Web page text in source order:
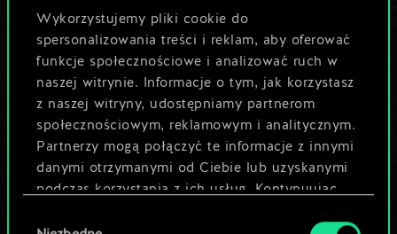
Wykorzystujemy pliki cookie do
spersonalizowania treści i reklam, aby oferować
funkcje społecznościowe i analizować ruch w
naszej witrynie. Informacje o tym, jak korzystasz
z naszej witryny, udostępniamy partnerom
społecznościowym, reklamowym i analitycznym.
Partnerzy mogą połączyć te informacje z innymi
danymi otrzymanymi od Ciebie lub uzyskanymi
podczas korzystania z ich usług. Kontynuując
potencjał!
Nazwij talię i opisz swoją strategię
Edytuj talię
LUB